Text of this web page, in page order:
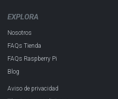
EXPLORA
Nosotros
FAQs Tienda
FAQs Raspberry Pi
Blog
Aviso de privacidad